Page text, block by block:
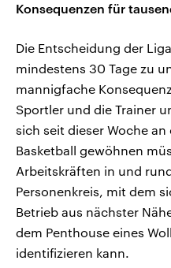
Konsequenzen für
Die Entscheidung der
mindestens 30 Tage zu
mannigfache
Sportler und die Trainer
sich seit dieser Woche
Basketball gewöhnen
Arbeitskräften in und
Personenkreis, mit dem
Betrieb aus nächster
dem Penthouse eines
identifizieren kann.